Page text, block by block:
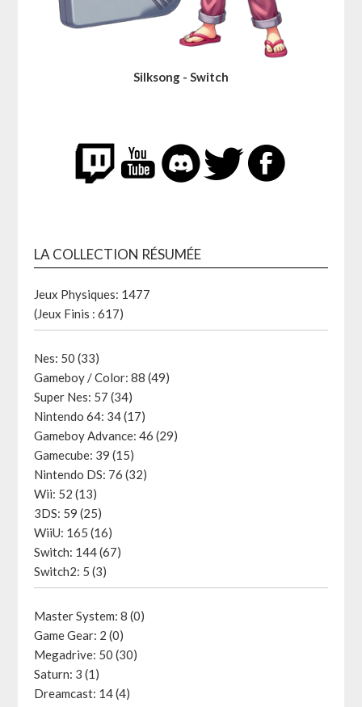
Silksong - Switch
LA COLLECTION RÉSUMÉE
Jeux Physiques: 1477
(Jeux Finis : 617)
Nes: 50 (33)
Gameboy / Color: 88 (49)
Super Nes: 57 (34)
Nintendo 64: 34 (17)
Gameboy Advance: 46 (29)
Gamecube: 39 (15)
Nintendo DS: 76 (32)
Wii: 52 (13)
3DS: 59 (25)
WiiU: 165 (16)
Switch: 144 (67)
Switch2: 5 (3)
Master System: 8 (0)
Game Gear: 2 (0)
Megadrive: 50 (30)
Saturn: 3 (1)
Dreamcast: 14 (4)